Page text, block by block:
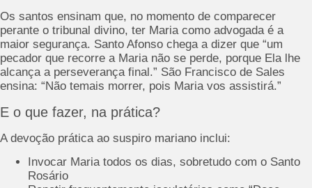
Os santos ensinam que, no momento de comparecer
perante o tribunal divino, ter Maria como advogada é a
maior segurança. Santo Afonso chega a dizer que “um
pecador que recorre a Maria não se perde, porque Ela lhe
alcança a perseverança final.” São Francisco de Sales
ensina: “Não temais morrer, pois Maria vos assistirá.”
E o que fazer, na prática?
A devoção prática ao suspiro mariano inclui:
Invocar Maria todos os dias, sobretudo com o Santo
Rosário